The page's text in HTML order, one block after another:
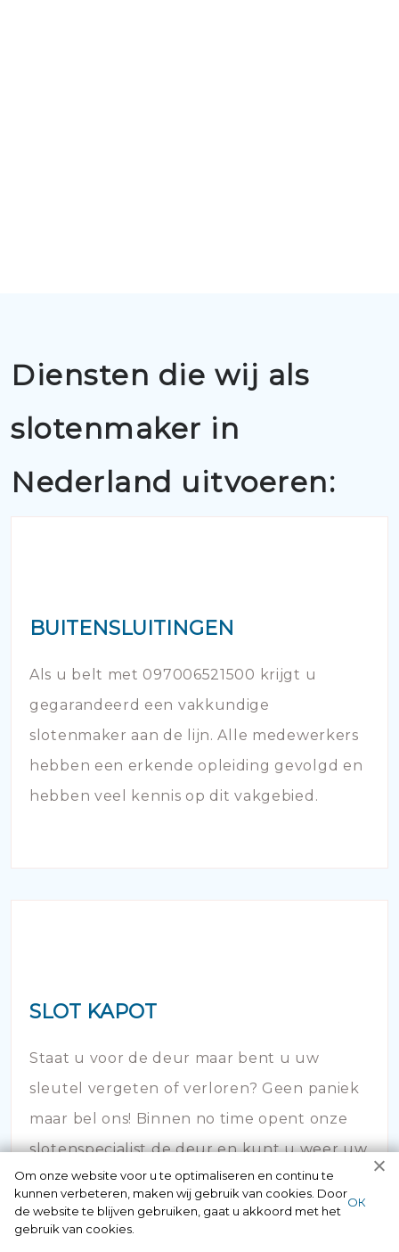
Diensten die wij als
slotenmaker in
Nederland uitvoeren:
BUITENSLUITINGEN
Als u belt met 097006521500 krijgt u
gegarandeerd een vakkundige
slotenmaker aan de lijn. Alle medewerkers
hebben een erkende opleiding gevolgd en
hebben veel kennis op dit vakgebied.
SLOT KAPOT
Staat u voor de deur maar bent u uw
sleutel vergeten of verloren? Geen paniek
maar bel ons! Binnen no time opent onze
slotenspecialist de deur en kunt u weer uw
huis in!
Om onze website voor u te optimaliseren en continu te
kunnen verbeteren, maken wij gebruik van cookies. Door
de website te blijven gebruiken, gaat u akkoord met het
gebruik van cookies.
ОК